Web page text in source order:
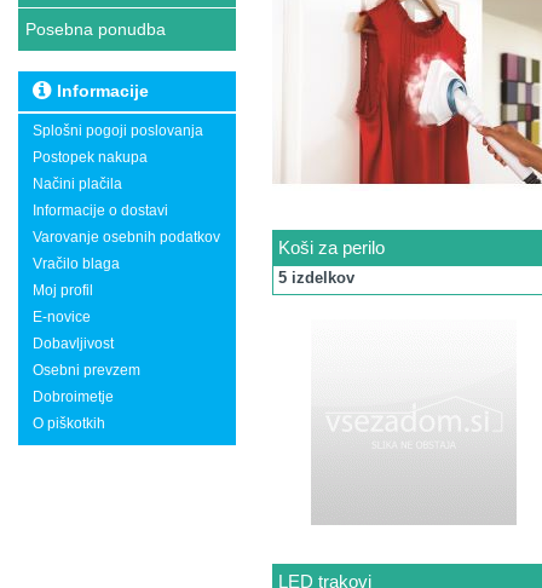
Posebna ponudba
Informacije
Splošni pogoji poslovanja
Postopek nakupa
Načini plačila
Informacije o dostavi
Varovanje osebnih podatkov
Vračilo blaga
Moj profil
E-novice
Dobavljivost
Osebni prevzem
Dobroimetje
O piškotkih
Koši za perilo
5 izdelkov
LED trakovi